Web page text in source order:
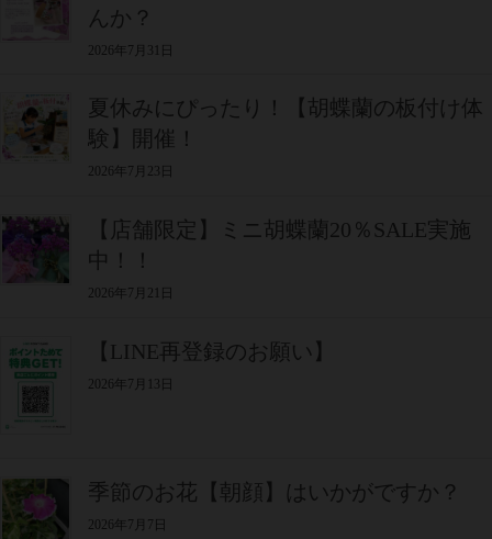
んか？
2026年7月31日
夏休みにぴったり！【胡蝶蘭の板付け体
験】開催！
2026年7月23日
【店舗限定】ミニ胡蝶蘭20％SALE実施
中！！
2026年7月21日
【LINE再登録のお願い】
2026年7月13日
季節のお花【朝顔】はいかがですか？
2026年7月7日